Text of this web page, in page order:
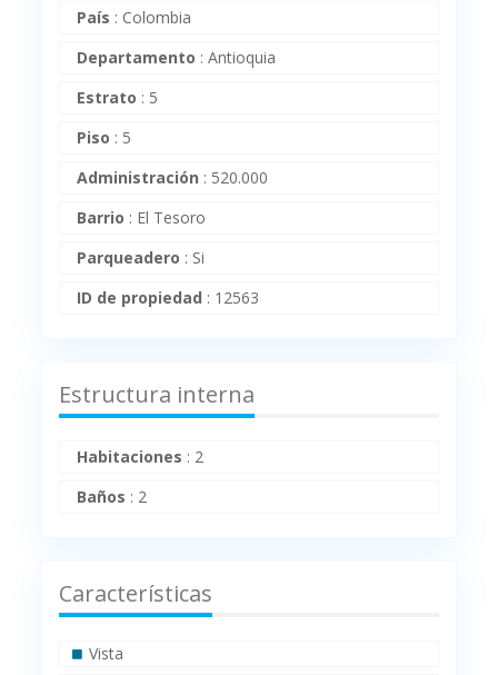
País : Colombia
Departamento :Antioquia
Estrato : 5
Piso : 5
Administración : 520.000
Barrio : El Tesoro
Parqueadero : Si
ID de propiedad : 12563
Estructura interna
Habitaciones : 2
Baños : 2
Características
Vista